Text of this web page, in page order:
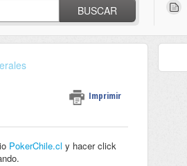
BUSCAR
Imprimir
PokerChile.cl y hacer click